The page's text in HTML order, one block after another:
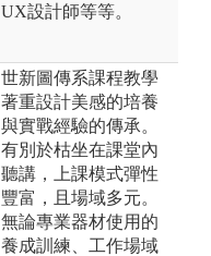
UX設計師等等。
世新圖傳系課程教學
著重設計美感的培養
與實戰經驗的傳承。
有別於枯坐在課堂內
聽講，上課模式彈性
豐富，且場域多元。
無論專業器材使用的
養成訓練、工作場域